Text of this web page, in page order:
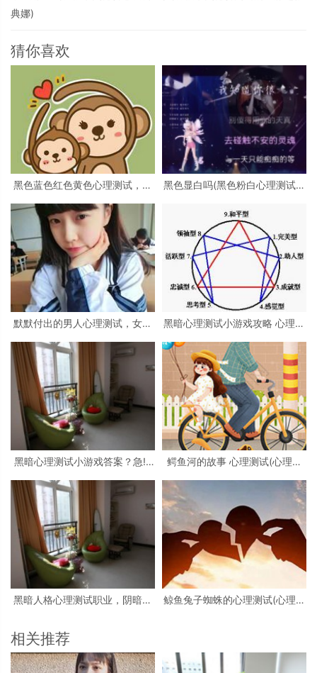
典娜)
猜你喜欢
黑色蓝色红色黄色心理测试，心
绿色分别是什么
黑色显白吗(黑色粉白心理测试准
默默付出的男人心理测试，女生
黑暗心理测试小游戏攻略 心理测
黑暗心理测试小游戏答案？急!!!
鳄鱼河的故事 心理测试(心理测
黑暗人格心理测试职业，阴暗人
鲸鱼兔子蜘蛛的心理测试(心理测
相关推荐